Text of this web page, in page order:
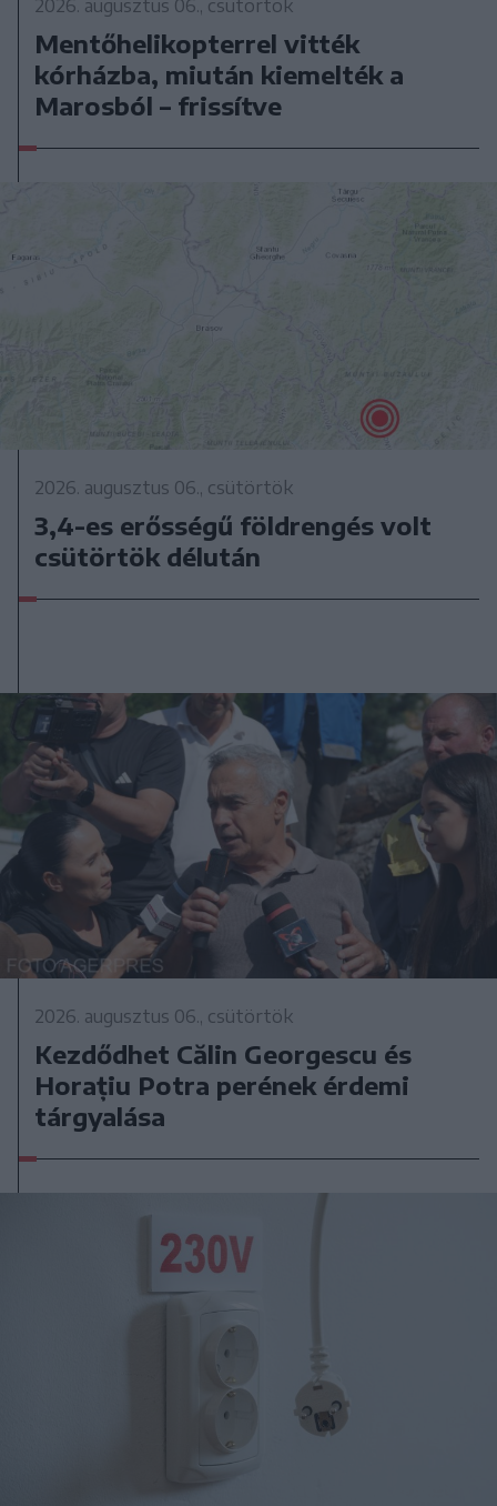
2026. augusztus 06., csütörtök
Mentőhelikopterrel vitték
kórházba, miután kiemelték a
Marosból – frissítve
2026. augusztus 06., csütörtök
3,4-es erősségű földrengés volt
csütörtök délután
2026. augusztus 06., csütörtök
Kezdődhet Călin Georgescu és
Horațiu Potra perének érdemi
tárgyalása